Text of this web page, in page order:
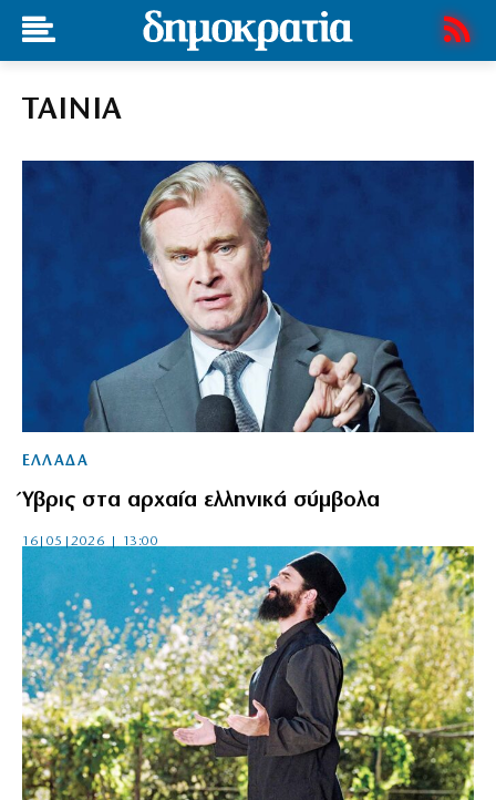
ΤΑΙΝΙΑ
ΕΛΛΑΔΑ
Ύβρις στα αρχαία ελληνικά σύμβολα
16|05|2026 | 13:00